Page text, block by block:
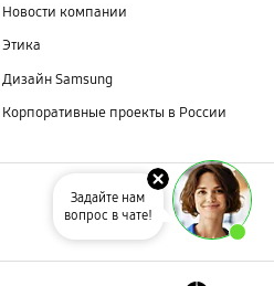
Новости компании
Этика
Дизайн Samsung
Корпоративные проекты в России
Задайте нам
вопрос в чате!